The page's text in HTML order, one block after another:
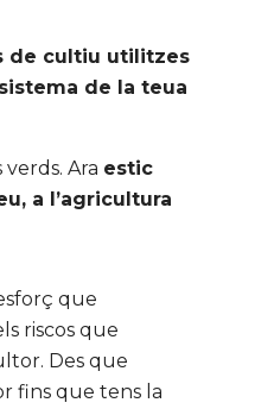
de cultiu utilitzes
de la teua
Ara estic
a l’agricultura
que
riscos que
Des que
fins que tens la